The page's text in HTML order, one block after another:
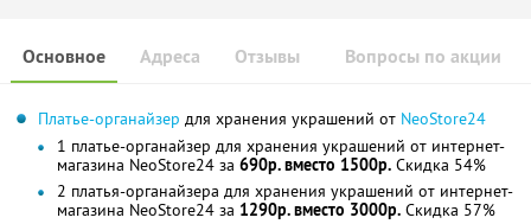
Основное Отзывы Вопросы по акции
Адреса
Платье-органайзер для хранения украшений от NeoStore24
1 платье-органайзер для хранения украшений от интернет-
магазина NeoStore24 за 690р. вместо 1500р. Скидка 54%
2 платья-органайзера для хранения украшений от интернет-
магазина NeoStore24 за 1290р. вместо 3000р. Скидка 57%